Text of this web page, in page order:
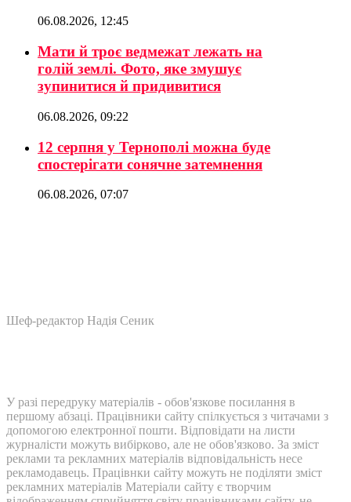
06.08.2026, 12:45
Мати й троє ведмежат лежать на
голій землі. Фото, яке змушує
зупинитися й придивитися
06.08.2026, 09:22
12 серпня у Тернополі можна буде
спостерігати сонячне затемнення
06.08.2026, 07:07
Шеф-редактор Надія Сеник
У разі передруку матеріалів - обов'язкове посилання в
першому абзаці. Працівники сайту спілкується з читачами з
допомогою електронної пошти. Відповідати на листи
журналісти можуть вибірково, але не обов'язково. За зміст
реклами та рекламних матеріалів відповідальність несе
рекламодавець. Працівнки сайту можуть не поділяти зміст
рекламних матеріалів Матеріали сайту є творчим